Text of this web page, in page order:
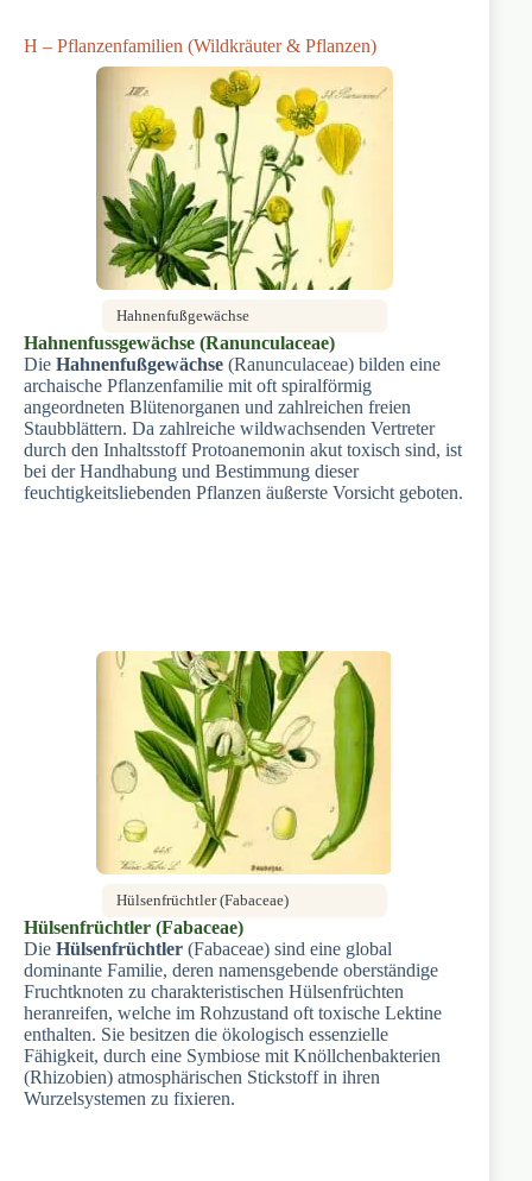
H – Pflanzenfamilien (Wildkräuter & Pflanzen)
Hahnenfußgewächse
Hahnenfussgewächse (Ranunculaceae)
Die Hahnenfußgewächse (Ranunculaceae) bilden eine
archaische Pflanzenfamilie mit oft spiralförmig
angeordneten Blütenorganen und zahlreichen freien
Staubblättern. Da zahlreiche wildwachsenden Vertreter
durch den Inhaltsstoff Protoanemonin akut toxisch sind, ist
bei der Handhabung und Bestimmung dieser
feuchtigkeitsliebenden Pflanzen äußerste Vorsicht geboten.
Hülsenfrüchtler (Fabaceae)
Hülsenfrüchtler (Fabaceae)
Die Hülsenfrüchtler (Fabaceae) sind eine global
dominante Familie, deren namensgebende oberständige
Fruchtknoten zu charakteristischen Hülsenfrüchten
heranreifen, welche im Rohzustand oft toxische Lektine
enthalten. Sie besitzen die ökologisch essenzielle
Fähigkeit, durch eine Symbiose mit Knöllchenbakterien
(Rhizobien) atmosphärischen Stickstoff in ihren
Wurzelsystemen zu fixieren.